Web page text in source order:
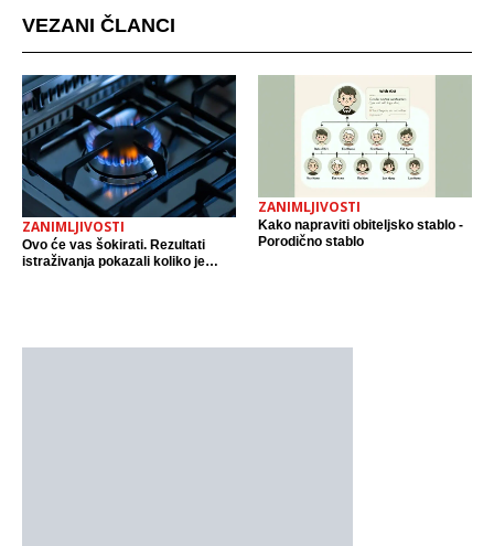
VEZANI ČLANCI
ZANIMLJIVOSTI
Ovo će vas šokirati. Rezultati
istraživanja pokazali koliko je
ZANIMLJIVOSTI
Kako napraviti obiteljsko stablo -
Porodično stablo